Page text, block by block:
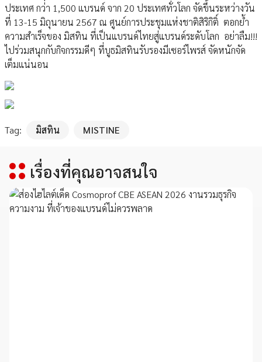
ประเทศ กว่า 1,500 แบรนด์ จาก 20 ประเทศทั่วโลก จัดขึ้นระหว่างวัน
ที่ 13-15 มิถุนายน 2567 ณ ศูนย์การประชุมแห่งชาติสิริกิติ์ ตอกย้ำ
ความสำเร็จของ มิสทิน ที่เป็นแบรนด์ไทยสู่แบรนด์ระดับโลก อย่าลืม!!!
ไปร่วมสนุกกับกิจกรรมดีๆ ที่บูธมิสทินรับรองมีเซอร์ไพรส์ จัดหนักจัด
เต็มแน่นอน
Tag: มิสทิน MISTINE
เรื่องที่คุณอาจสนใจ